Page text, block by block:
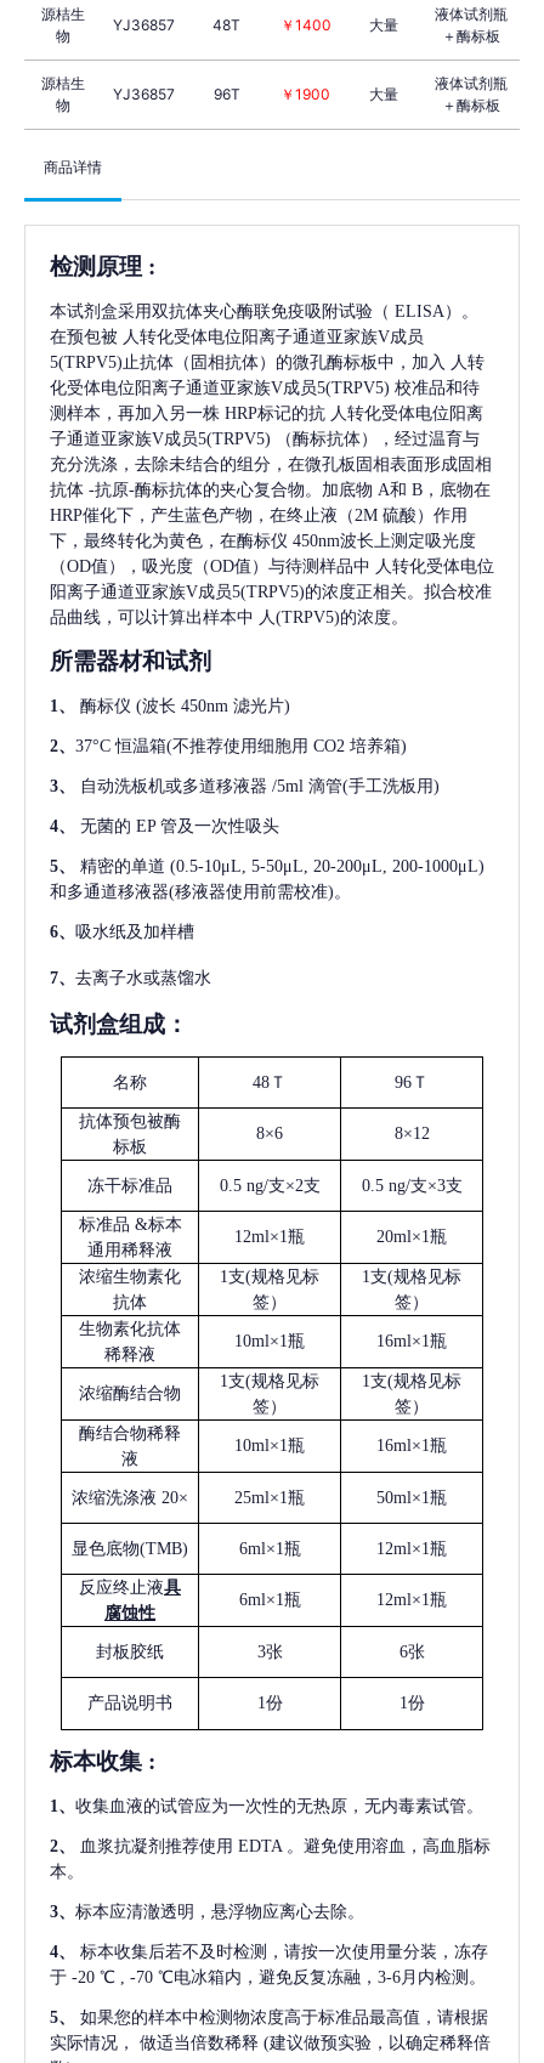
源桔生
物
YJ36857 48T ￥1400 大量
液体试剂瓶
＋酶标板
源桔生
物
YJ36857 96T ￥1900 大量
液体试剂瓶
＋酶标板
商品详情
检测原理 :
本试剂盒采用双抗体夹心酶联免疫吸附试验（ ELISA）。
在预包被 人转化受体电位阳离子通道亚家族V成员
5(TRPV5)止抗体（固相抗体）的微孔酶标板中，加入 人转
化受体电位阳离子通道亚家族V成员5(TRPV5) 校准品和待
测样本，再加入另一株 HRP标记的抗 人转化受体电位阳离
子通道亚家族V成员5(TRPV5)
（酶标抗体），经过温育与
充分洗涤，去除未结合的组分，在微孔板固相表面形成固相
抗体 -抗原-酶标抗体的夹心复合物。加底物 A和 B，底物在
HRP催化下，产生蓝色产物，在终止液（2M 硫酸）作用
下，最终转化为黄色，在酶标仪 450nm波长上测定吸光度
（OD值），吸光度（OD值）与待测样品中 人转化受体电位
阳离子通道亚家族V成员5(TRPV5)的浓度正相关。拟合校准
品曲线，可以计算出样本中 人(TRPV5)的浓度。
所需器材和试剂
1、 酶标仪 (波长 450nm 滤光片)
2、 37°C 恒温箱(不推荐使用细胞用 CO2 培养箱)
3、 自动洗板机或多道移液器 /5ml 滴管(手工洗板用)
4、 无菌的 EP 管及一次性吸头
5、 精密的单道 (0.5-10μL, 5-50μL, 20-200μL, 200-1000μL)
和多通道移液器(移液器使用前需校准)。
6、 吸水纸及加样槽
7、 去离子水或蒸馏水
试剂盒组成：
名称 48Ｔ 96Ｔ
抗体预包被酶
标板
8×6 8×12
冻干标准品 0.5 ng/支×2支 0.5 ng/支×3支
标准品 &标本
通用稀释液
12ml×1瓶 20ml×1瓶
浓缩生物素化
抗体
1支(规格见标
签）
1支(规格见标
签）
生物素化抗体
稀释液
10ml×1瓶 16ml×1瓶
浓缩酶结合物
1支(规格见标
签）
1支(规格见标
签）
酶结合物稀释
液
10ml×1瓶 16ml×1瓶
浓缩洗涤液 20× 25ml×1瓶 50ml×1瓶
显色底物(TMB) 6ml×1瓶 12ml×1瓶
反应终止液具
腐蚀性
6ml×1瓶 12ml×1瓶
封板胶纸 3张 6张
产品说明书 1份 1份
标本收集 :
1、 收集血液的试管应为一次性的无热原，无内毒素试管。
2、 血浆抗凝剂推荐使用 EDTA 。避免使用溶血，高血脂标
本。
3、 标本应清澈透明，悬浮物应离心去除。
4、
标本收集后若不及时检测，请按一次使用量分装，冻存
于 -20 ℃ , -70 ℃电冰箱内，避免反复冻融，3-6月内检测。
5、
如果您的样本中检测物浓度高于标准品最高值，请根据
实际情况，
做适当倍数稀释 (建议做预实验，以确定稀释倍